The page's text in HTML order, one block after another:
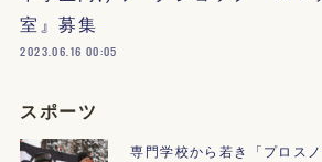
室』募集
2023.06.16 00:05
スポーツ
専門学校から若き「プロス